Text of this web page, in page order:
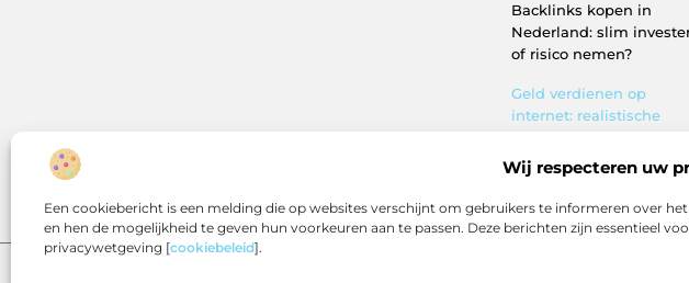
Wij respecteren uw
Een cookiebericht is een melding die op websites verschijnt om gebruikers te informeren over
en hen de mogelijkheid te geven hun voorkeuren aan te passen. Deze berichten zijn essentieel
privacywetgeving [cookiebeleid].
Backlinks kopen in
Nederland: slim
of risico nemen?
Geld verdienen op
internet: realistische
kansen